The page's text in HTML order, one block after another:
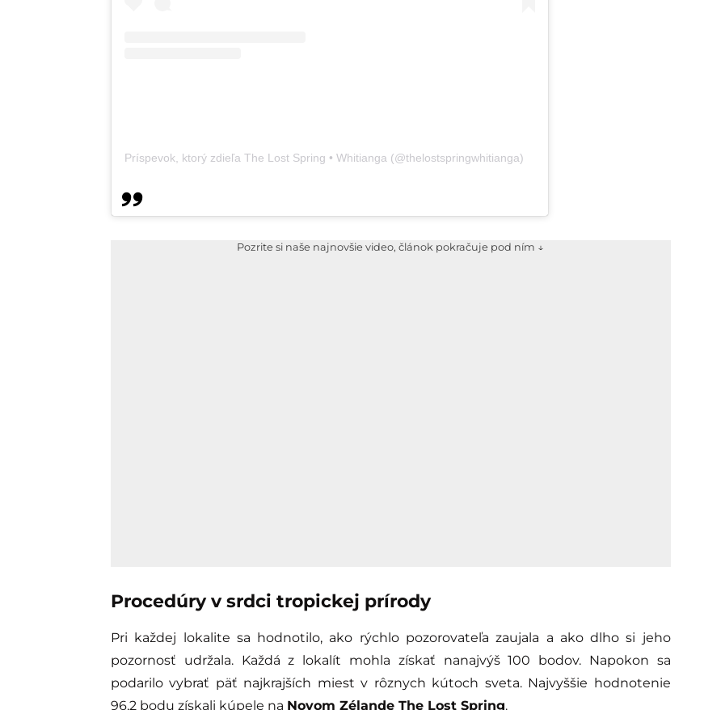
Príspevok, ktorý zdieľa The Lost Spring • Whitianga (@thelostspringwhitianga)
Pozrite si naše najnovšie video, článok pokračuje pod ním ↓
Procedúry v srdci tropickej prírody
Pri každej lokalite sa hodnotilo, ako rýchlo pozorovateľa zaujala a ako dlho si jeho
pozornosť udržala. Každá z lokalít mohla získať nanajvýš 100 bodov. Napokon sa
podarilo vybrať päť najkrajších miest v rôznych kútoch sveta. Najvyššie hodnotenie
96,2 bodu získali kúpele na Novom Zélande The Lost Spring.